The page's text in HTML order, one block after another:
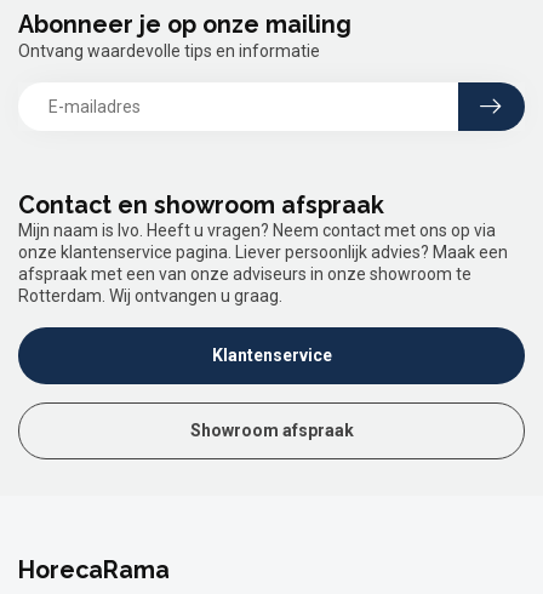
Contact en showroom afspraak
Mijn naam is Ivo. Heeft u vragen? Neem contact met ons op via
onze klantenservice pagina. Liever persoonlijk advies? Maak een
afspraak met een van onze adviseurs in onze showroom te
Rotterdam. Wij ontvangen u graag.
Klantenservice
Showroom afspraak
Abonneer je op onze mailing
Ontvang waardevolle tips en informatie
HorecaRama